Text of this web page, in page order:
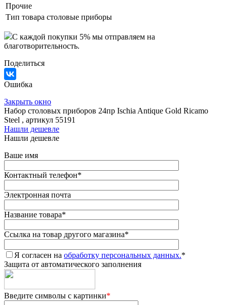
Прочие
Тип товара столовые приборы
C каждой покупки 5% мы отправляем на
благотворительность.
Поделиться
Ошибка
Закрыть окно
Набор столовых приборов 24пр Ischia Antique Gold Ricamo
Steel , артикул 55191
Нашли дешевле
Нашли дешевле
Ваше имя
Контактный телефон*
Электронная почта
Название товара*
Ссылка на товар другого магазина*
Я согласен на обработку персональных данных.*
Защита от автоматического заполнения
Введите символы с картинки*